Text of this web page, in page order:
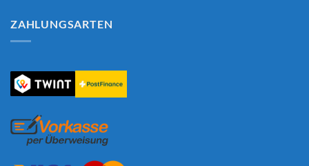
ZAHLUNGSARTEN